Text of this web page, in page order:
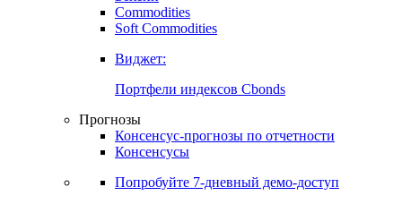
Commodities
Золото
Бензин
Soft Commodities
Виджет:
Портфели индексов Cbonds
Прогнозы